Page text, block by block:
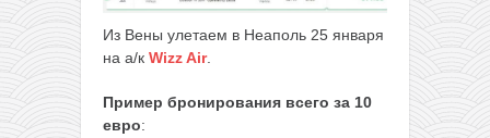
Из Вены улетаем в Неаполь 25 января
на а/к Wizz Air.
Пример бронирования всего за 10
евро: